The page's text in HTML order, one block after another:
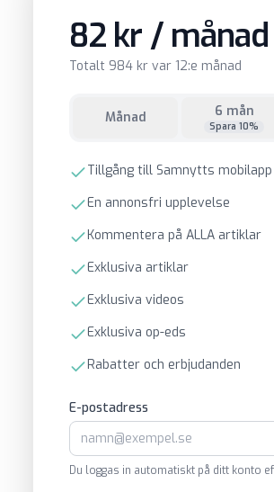
82 kr / månad
Totalt 984 kr var 12:e månad
Månad 6 mån
Spara 10%
Tillgång till Samnytts mobilapp
En annonsfri upplevelse
Kommentera på ALLA artiklar
Exklusiva artiklar
Exklusiva videos
Exklusiva op-eds
Rabatter och erbjudanden
E-postadress
Du loggas in automatiskt på ditt konto